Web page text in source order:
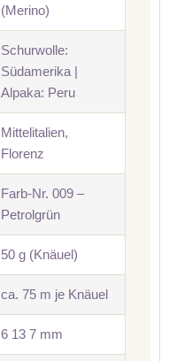
(Merino)
Schurwolle:
Südamerika |
Alpaka: Peru
Mittelitalien,
Florenz
Farb-Nr. 009 –
Petrolgrün
50 g (Knäuel)
ca. 75 m je Knäuel
6 13 7 mm